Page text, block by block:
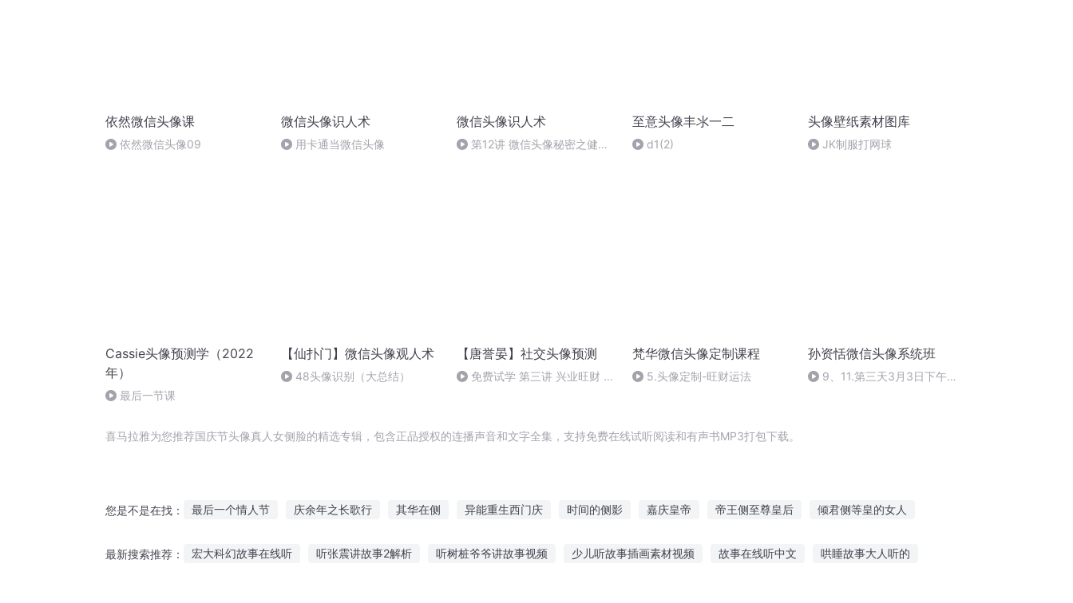
依然微信头像课
依然微信头像09
微信头像识人术
用卡通当微信头像
微信头像识人术
第12讲 微信头像秘密之健康
至意头像丰氺一二
d1(2)
头像壁纸素材图库
JK制服打网球
Cassie头像预测学（2022
年）
最后一节课
【仙扑门】微信头像观人术
48头像识别（大总结）
【唐誉晏】社交头像预测
免费试学 第三讲 兴业旺财 社
梵华微信头像定制课程
5.头像定制-旺财运法
孙资恬微信头像系统班
9、11.第三天3月3日下午
喜马拉雅为您推荐国庆节头像真人女侧脸的精选专辑，包含正品授权的连播声音和文字全集，支持免费在线试听阅读和有声书MP3打包下载。
您是不是在找： 最后一个情人节 庆余年之长歌行 其华在侧 异能重生西门庆 时间的侧影 嘉庆皇帝 帝王侧至尊皇后 倾君侧等皇的女人
最新搜索推荐： 宏大科幻故事在线听 听张震讲故事2解析 听树桩爷爷讲故事视频 少儿听故事插画素材视频 故事在线听中文 哄睡故事大人听的